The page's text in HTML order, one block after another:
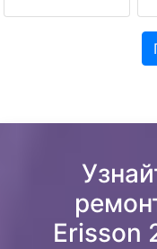
Erisson